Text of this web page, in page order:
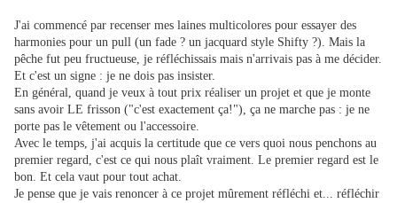
J'ai commencé par recenser mes laines multicolores pour essayer des
harmonies pour un pull (un fade ? un jacquard style Shifty ?). Mais la
pêche fut peu fructueuse, je réfléchissais mais n'arrivais pas à me décider.
Et c'est un signe : je ne dois pas insister.
En général, quand je veux à tout prix réaliser un projet et que je monte
sans avoir LE frisson ("c'est exactement ça!"), ça ne marche pas : je ne
porte pas le vêtement ou l'accessoire.
Avec le temps, j'ai acquis la certitude que ce vers quoi nous penchons au
premier regard, c'est ce qui nous plaît vraiment. Le premier regard est le
bon. Et cela vaut pour tout achat.
Je pense que je vais renoncer à ce projet mûrement réfléchi et... réfléchir